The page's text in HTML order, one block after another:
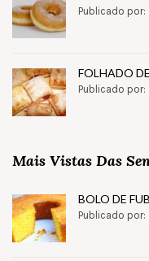
Publicado por:
FOLHADO
Publicado por:
Mais Vistas Das
BOLO DE
Publicado por: